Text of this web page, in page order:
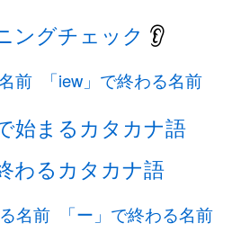
ングチェック 👂
前 「iew」で終わる名前
始まるカタカナ語
わるカタカナ語
名前 「ー」で終わる名前